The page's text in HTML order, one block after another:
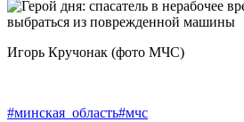
Игорь Кручонак (фото МЧС)
#минская_область#мчс